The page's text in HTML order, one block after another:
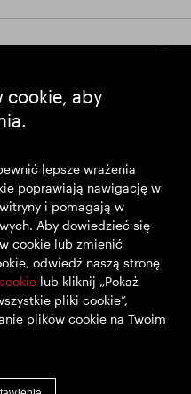
cookie, aby
lepsze wrażenia
poprawiają nawigację w
i pomagają w
Aby dowiedzieć się
cookie lub zmienić
odwiedź naszą stronę
lub kliknij „Pokaż
pliki cookie”,
plików cookie na Twoim
www.linkedin.com/
https://www.youtube.com/
W1S 2HR
nr 167591